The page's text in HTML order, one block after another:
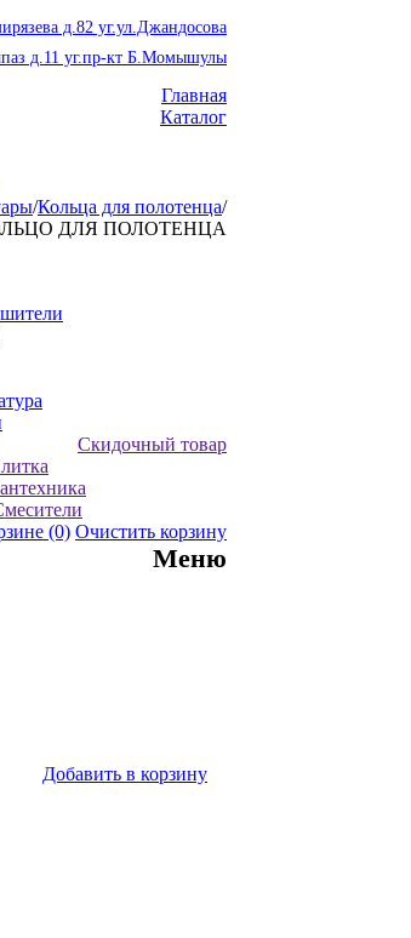
д.82 уг.ул.Джандосова
д.11 уг.пр-кт Б.Момышулы
Главная
Каталог
Скидочный товар
(0) Очистить корзину
Меню
/Кольца для полотенца/
ДЛЯ ПОЛОТЕНЦА
Добавить в корзину